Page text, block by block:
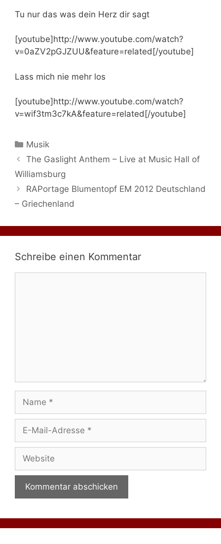
Tu nur das was dein Herz dir sagt
[youtube]http://www.youtube.com/watch?
v=0aZV2pGJZUU&feature=related[/youtube]
Lass mich nie mehr los
[youtube]http://www.youtube.com/watch?
v=wif3tm3c7kA&feature=related[/youtube]
Kategorien
Musik
The Gaslight Anthem – Live at Music Hall of
Williamsburg
RAPortage Blumentopf EM 2012 Deutschland
– Griechenland
Schreibe einen Kommentar
Name
Adresse
Website